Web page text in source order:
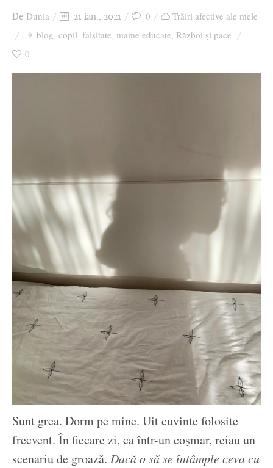
De Dunia 21 ian., 2021 0
Trăiri afective ale mele
blog, copil, falsitate, mame educate, Război și pace
0
Sunt grea. Dorm pe mine. Uit cuvinte folosite
frecvent. În fiecare zi, ca într-un coșmar, reiau un
scenariu de groază. Dacă o să se întâmple ceva cu